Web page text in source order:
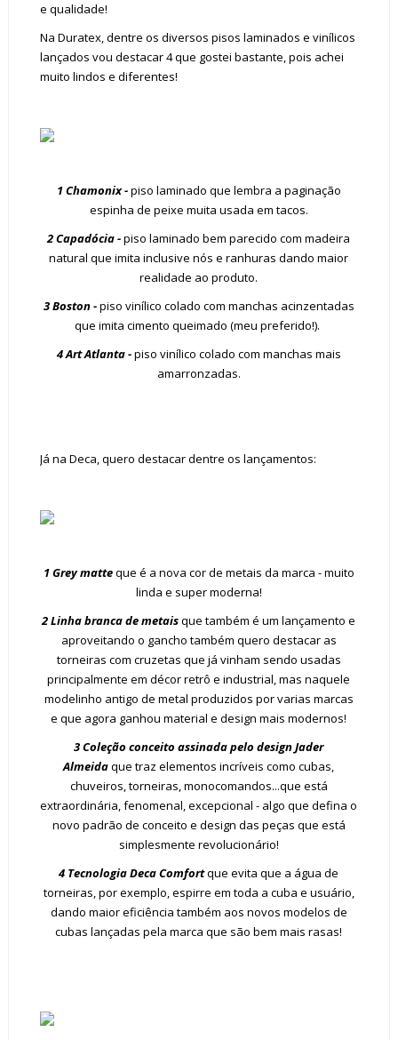
e qualidade!
Na Duratex, dentre os diversos pisos laminados e vinílicos
lançados vou destacar 4 que gostei bastante, pois achei
muito lindos e diferentes!
1 Chamonix -piso laminado que lembra a paginação
espinha de peixe muita usada em tacos.
2 Capadócia -piso laminado bem parecido com madeira
natural que imita inclusive nós e ranhuras dando maior
realidade ao produto.
3 Boston -piso vinílico colado com manchas acinzentadas
que imita cimento queimado (meu preferido!).
4 Art Atlanta -piso vinílico colado com manchas mais
amarronzadas.
Já na Deca, quero destacar dentre os lançamentos:
1 Grey matteque é a nova cor de metais da marca - muito
linda e super moderna!
2 Linha branca de metaisque também é um lançamento e
aproveitando o gancho também quero destacar as
torneiras com cruzetas que já vinham sendo usadas
principalmente em décor retrô e industrial, mas naquele
modelinho antigo de metal produzidos por varias marcas
e que agora ganhou material e design mais modernos!
3 Coleção conceito assinada pelo design Jader
Almeidaque traz elementos incríveis como cubas,
chuveiros, torneiras, monocomandos...que está
extraordinária, fenomenal, excepcional - algo que defina o
novo padrão de conceito e design das peças que está
simplesmente revolucionário!
4 Tecnologia Deca Comfortque evita que a água de
torneiras, por exemplo, espirre em toda a cuba e usuário,
dando maior eficiência também aos novos modelos de
cubas lançadas pela marca que são bem mais rasas!